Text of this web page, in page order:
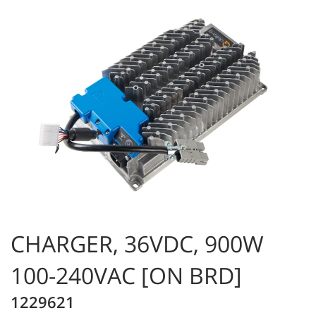
CHARGER, 36VDC, 900W
100-240VAC [ON BRD]
1229621